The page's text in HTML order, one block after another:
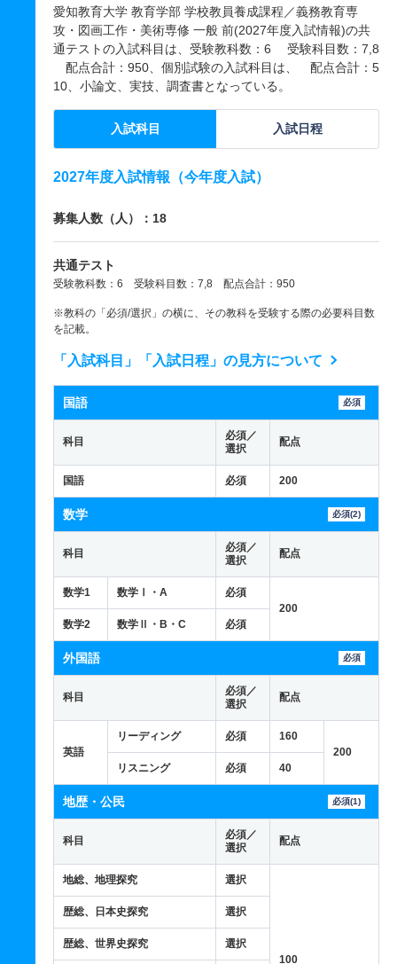
愛知教育大学 教育学部 学校教員養成課程／義務教育専
攻・図画工作・美術専修 一般 前(2027年度入試情報)の共
通テストの入試科目は、受験教科数：6 受験科目数：7,8
配点合計：950、個別試験の入試科目は、 配点合計：5
10、小論文、実技、調査書となっている。
入試科目 入試日程
2027年度入試情報（今年度入試）
募集人数（人）：18
共通テスト
受験教科数：6 受験科目数：7,8 配点合計：950
※教科の「必須/選択」の横に、その教科を受験する際の必要科目数
を記載。
「入試科目」「入試日程」の見方について
国語 必須
科目
必須／
選択
配点
国語 必須 200
数学 必須(2)
科目
必須／
選択
配点
数学1 数学Ⅰ・A
必須
200
数学2
数学Ⅱ・B・C 必須
外国語 必須
科目
必須／
選択
配点
英語
リーディング 必須
160
200
リスニング
必須 40
地歴・公民 必須(1)
科目
必須／
選択
配点
地総、地理探究 選択
100
歴総、日本史探究 選択
歴総、世界史探究 選択